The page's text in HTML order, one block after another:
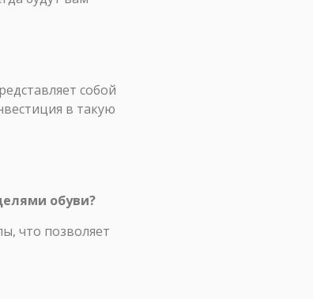
собой
в такую
обуви?
что позволяет